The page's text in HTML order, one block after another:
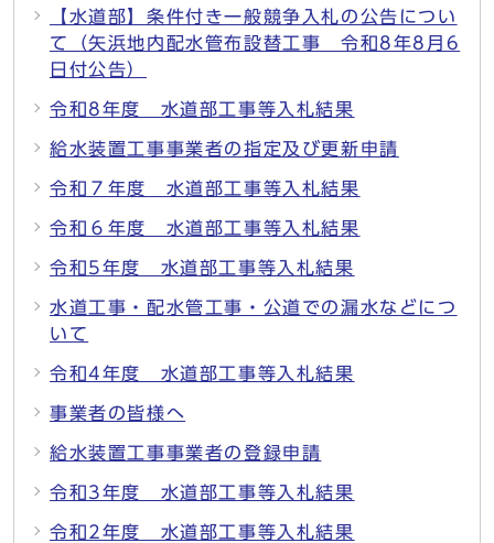
【水道部】条件付き一般競争入札の公告につい
て（矢浜地内配水管布設替工事 令和8年8月6
日付公告）
令和8年度 水道部工事等入札結果
給水装置工事事業者の指定及び更新申請
令和７年度 水道部工事等入札結果
令和６年度 水道部工事等入札結果
令和5年度 水道部工事等入札結果
水道工事・配水管工事・公道での漏水などにつ
いて
令和4年度 水道部工事等入札結果
事業者の皆様へ
給水装置工事事業者の登録申請
令和3年度 水道部工事等入札結果
令和2年度 水道部工事等入札結果